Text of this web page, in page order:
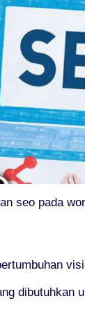
seo pada
dibutuhkan